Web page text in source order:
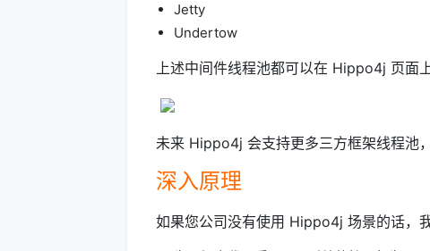
Jetty
Undertow
上述中间件线程池都可以在 Hippo4j 页面
未来 Hippo4j 会支持更多三方框架线程池
深入原理
如果您公司没有使用 Hippo4j 场景的话，